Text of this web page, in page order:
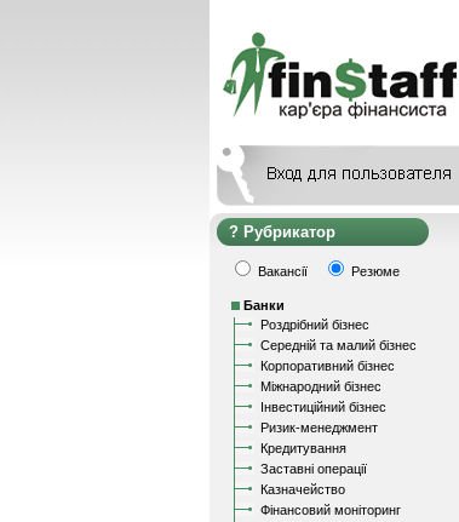
Рубрикатор
Вакансії Резюме
Банки
Роздрібний бізнес
Середній та малий бізнес
Корпоративний бізнес
Міжнародний бізнес
Інвестиційний бізнес
Ризик-менеджмент
Кредитування
Заставні операції
Казначейство
Фінансовий моніторинг